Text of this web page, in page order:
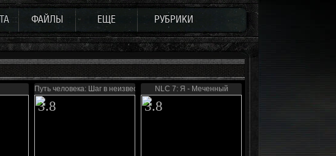
ФАЙЛЫ ЕЩЕ РУБРИКИ
Путь человека: Шаг в неизвестность
3.8
NLC 7: Я - Меченный
3.8